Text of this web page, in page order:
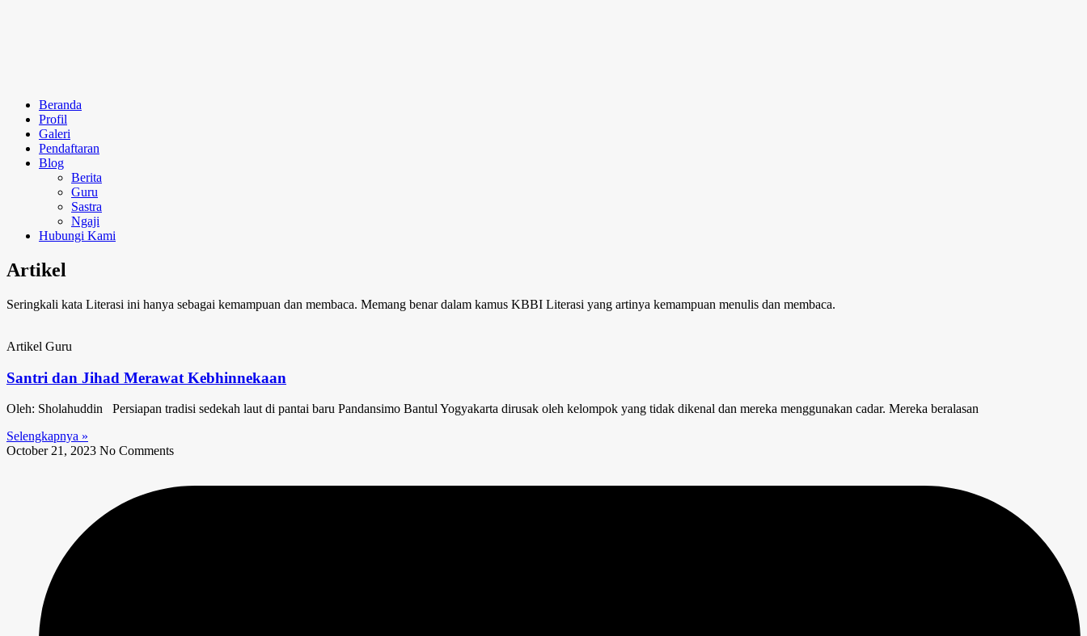
Beranda
Profil
Galeri
Pendaftaran
Blog
Berita
Guru
Sastra
Ngaji
Hubungi Kami
Artikel
Seringkali kata Literasi ini hanya sebagai kemampuan dan membaca. Memang benar dalam kamus KBBI Literasi yang artinya kemampuan menulis dan membaca.
Artikel Guru
Santri dan Jihad Merawat Kebhinnekaan
Oleh: Sholahuddin Persiapan tradisi sedekah laut di pantai baru Pandansimo Bantul Yogyakarta dirusak oleh kelompok yang tidak dikenal dan mereka menggunakan cadar. Mereka beralasan
Selengkapnya »
October 21, 2023 No Comments